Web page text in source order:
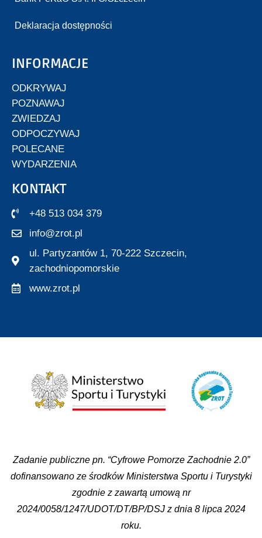
Deklaracja dostępności
INFORMACJE
ODKRYWAJ
POZNAWAJ
ZWIEDZAJ
ODPOCZYWAJ
POLECANE
WYDARZENIA
KONTAKT
+48 513 034 379
info@zrot.pl
ul. Partyzantów 1, 70-222 Szczecin,
zachodniopomorskie
www.zrot.pl
Zadanie publiczne pn. “Cyfrowe Pomorze Zachodnie 2.0”
dofinansowano ze środków Ministerstwa Sportu i Turystyki
zgodnie z zawartą umową nr
2024/0058/1247/UDOT/DT/BP/DSJ z dnia 8 lipca 2024
roku.